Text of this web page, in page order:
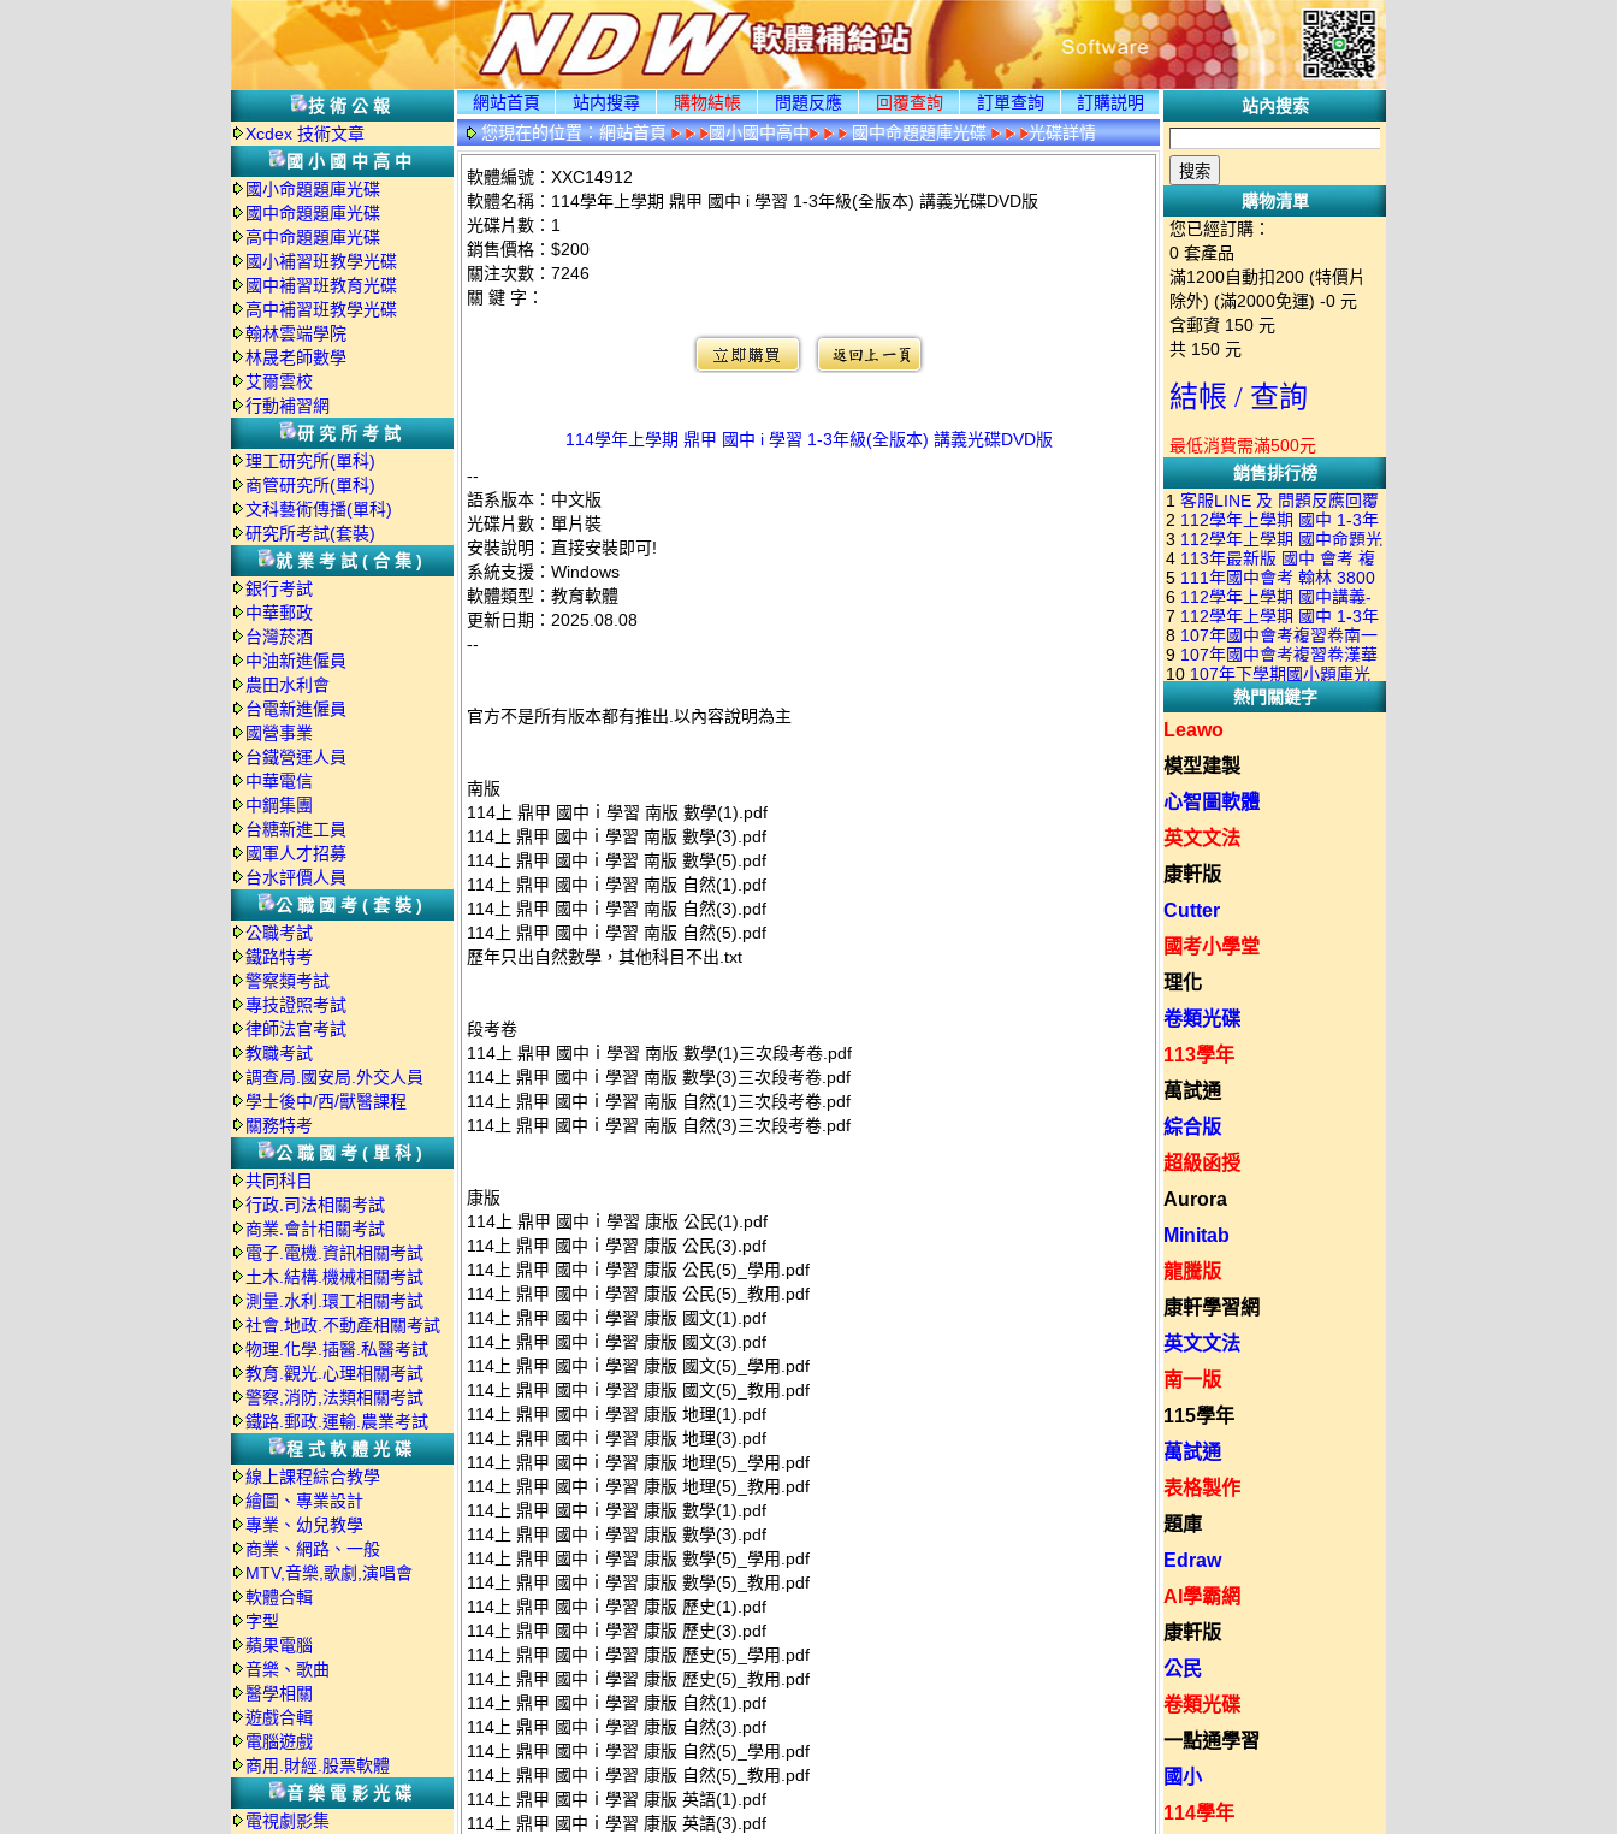
技術公報
Xcdex 技術文章
國小國中高中
國小命題題庫光碟
國中命題題庫光碟
高中命題題庫光碟
國小補習班教學光碟
國中補習班教育光碟
高中補習班教學光碟
翰林雲端學院
林晟老師數學
艾爾雲校
行動補習網
研究所考試
理工研究所(單科)
商管研究所(單科)
文科藝術傳播(單科)
研究所考試(套裝)
就業考試(合集)
銀行考試
中華郵政
台灣菸酒
中油新進僱員
農田水利會
台電新進僱員
國營事業
台鐵營運人員
中華電信
中鋼集團
台糖新進工員
國軍人才招募
台水評價人員
公職國考(套裝)
公職考試
鐵路特考
警察類考試
專技證照考試
律師法官考試
教職考試
調查局.國安局.外交人員
學士後中/西/獸醫課程
關務特考
公職國考(單科)
共同科目
行政.司法相關考試
商業.會計相關考試
電子.電機.資訊相關考試
土木.結構.機械相關考試
測量.水利.環工相關考試
社會.地政.不動產相關考試
物理.化學.插醫.私醫考試
教育.觀光.心理相關考試
警察,消防,法類相關考試
鐵路.郵政.運輸.農業考試
程式軟體光碟
線上課程綜合教學
繪圖、專業設計
專業、幼兒教學
商業、網路、一般
MTV,音樂,歌劇,演唱會
軟體合輯
字型
蘋果電腦
音樂、歌曲
醫學相關
遊戲合輯
電腦遊戲
商用.財經.股票軟體
音樂電影光碟
電視劇影集
網站首頁 站内搜尋 購物結帳 問題反應 回覆查詢 訂單查詢
訂購説明
您現在的位置：網站首頁 國小國中高中 國中命題題庫光碟 光碟詳情
軟體編號：XXC14912
軟體名稱：114學年上學期 鼎甲 國中 i 學習 1-3年級(全版本) 講義光碟DVD版
光碟片數：1
銷售價格：$200
關注次數： 7246
關 鍵 字：
114學年上學期 鼎甲 國中 i 學習 1-3年級(全版本) 講義光碟DVD版
--
語系版本：中文版
光碟片數：單片裝
安裝說明：直接安裝即可!
系統支援：Windows
軟體類型：教育軟體
更新日期：2025.08.08
--
官方不是所有版本都有推出.以內容說明為主
南版
114上 鼎甲 國中ｉ學習 南版 數學(1).pdf
114上 鼎甲 國中ｉ學習 南版 數學(3).pdf
114上 鼎甲 國中ｉ學習 南版 數學(5).pdf
114上 鼎甲 國中ｉ學習 南版 自然(1).pdf
114上 鼎甲 國中ｉ學習 南版 自然(3).pdf
114上 鼎甲 國中ｉ學習 南版 自然(5).pdf
歷年只出自然數學，其他科目不出.txt
段考卷
114上 鼎甲 國中ｉ學習 南版 數學(1)三次段考卷.pdf
114上 鼎甲 國中ｉ學習 南版 數學(3)三次段考卷.pdf
114上 鼎甲 國中ｉ學習 南版 自然(1)三次段考卷.pdf
114上 鼎甲 國中ｉ學習 南版 自然(3)三次段考卷.pdf
康版
114上 鼎甲 國中ｉ學習 康版 公民(1).pdf
114上 鼎甲 國中ｉ學習 康版 公民(3).pdf
114上 鼎甲 國中ｉ學習 康版 公民(5)_學用.pdf
114上 鼎甲 國中ｉ學習 康版 公民(5)_教用.pdf
114上 鼎甲 國中ｉ學習 康版 國文(1).pdf
114上 鼎甲 國中ｉ學習 康版 國文(3).pdf
114上 鼎甲 國中ｉ學習 康版 國文(5)_學用.pdf
114上 鼎甲 國中ｉ學習 康版 國文(5)_教用.pdf
114上 鼎甲 國中ｉ學習 康版 地理(1).pdf
114上 鼎甲 國中ｉ學習 康版 地理(3).pdf
114上 鼎甲 國中ｉ學習 康版 地理(5)_學用.pdf
114上 鼎甲 國中ｉ學習 康版 地理(5)_教用.pdf
114上 鼎甲 國中ｉ學習 康版 數學(1).pdf
114上 鼎甲 國中ｉ學習 康版 數學(3).pdf
114上 鼎甲 國中ｉ學習 康版 數學(5)_學用.pdf
114上 鼎甲 國中ｉ學習 康版 數學(5)_教用.pdf
114上 鼎甲 國中ｉ學習 康版 歷史(1).pdf
114上 鼎甲 國中ｉ學習 康版 歷史(3).pdf
114上 鼎甲 國中ｉ學習 康版 歷史(5)_學用.pdf
114上 鼎甲 國中ｉ學習 康版 歷史(5)_教用.pdf
114上 鼎甲 國中ｉ學習 康版 自然(1).pdf
114上 鼎甲 國中ｉ學習 康版 自然(3).pdf
114上 鼎甲 國中ｉ學習 康版 自然(5)_學用.pdf
114上 鼎甲 國中ｉ學習 康版 自然(5)_教用.pdf
114上 鼎甲 國中ｉ學習 康版 英語(1).pdf
114上 鼎甲 國中ｉ學習 康版 英語(3).pdf
站內搜索
購物清單
您已經訂購：
0 套產品
滿1200自動扣200 (特價片
除外) (滿2000免運) -0 元
含郵資 150 元
共 150 元
結帳 / 查詢
最低消費需滿500元
銷售排行榜
1 客服LINE 及 問題反應回覆
方式 下單後出現訂單編號就
是訂購成功 不會有回覆信
2 112學年上學期 國中 1-3年
級 校用卷 (含南一.康軒.翰林.
全科目.全部卷.含解答)完整版
(2DVD)
3 112學年上學期 國中命題光
碟 康軒版 1-3年級(含108課
綱)(全年級、全領域) 題庫光
碟(不包含：藝文+綜合+健體)
4 113年最新版 國中 會考 複
習卷講義 共18卷(含南一百分
百EZ+南一超會考+康軒麻辣
+康軒會考勝經+康軒易點通
+康軒圖解E點通+漢華大聯盟
+翰林大滿貫+翰林橘子+翰林
Lite輕+翰林主題探索+奇鼎
KO+奇鼎進會考+金安新思維
+金安雙向溝通+金安會考
735+建弘細說.活用+漢華達
陣)全科目合輯版(3片裝)
5 111年國中會考 翰林 3800
應用題彙編 + 南一 3688 應用
題彙編+南一歷屆試題+康軒
3800+ 應用題彙編 1-3年級 卷
類光碟
6 112學年上學期 國中講義-
題型較難(康軒新挑戰麻辣講
義+翰林超級翰將講義+南一學
習標竿講義) 1-3年級 合輯版
DVD版
7 112學年上學期 國中 1-3年
級 習作解答+課本解答(含康
軒.南一.翰林全版本.全科目)
合輯版 DVD版
8 107年國中會考複習卷南一
版 ( 點線面 )全科目.九科含解
答.合輯正式版
9 107年國中會考複習卷漢華
版 ( 達陣 ) 全科目.八科含解
答.合輯正式版
10 107年下學期國小題庫光
碟-南一版（1～6年級）全科
目合輯版 (三片裝)
熱門關鍵字
Leawo
模型建製
心智圖軟體
英文文法
康軒版
Cutter
國考小學堂
理化
卷類光碟
113學年
萬試通
綜合版
超級函授
Aurora
Minitab
龍騰版
康軒學習網
英文文法
南一版
115學年
萬試通
表格製作
題庫
Edraw
AI學霸網
康軒版
公民
卷類光碟
一點通學習
國小
114學年